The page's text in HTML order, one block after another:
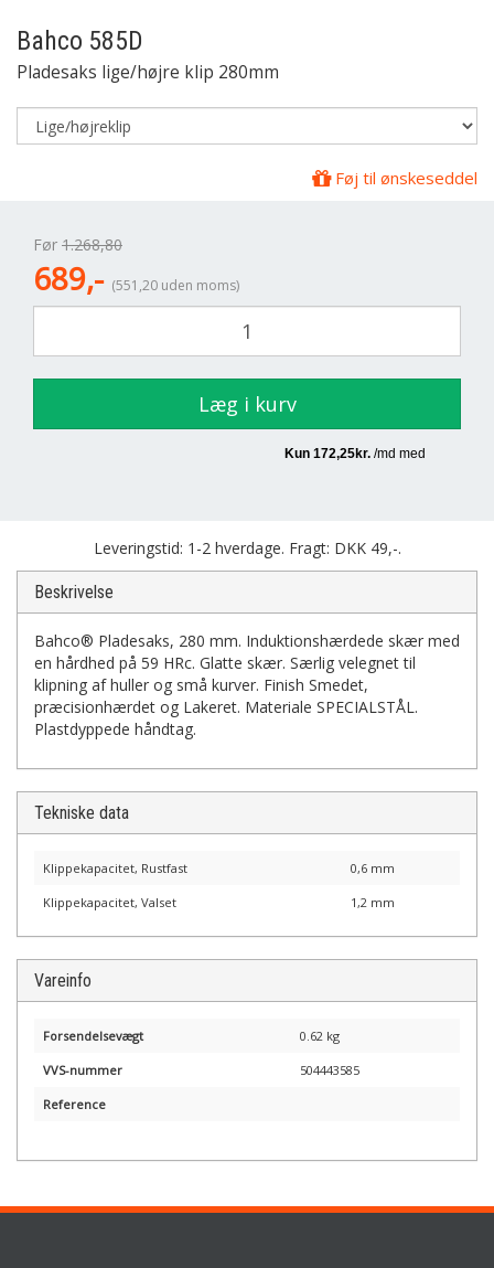
Bahco 585D
Pladesaks lige/højre klip 280mm
Føj til ønskeseddel
Før 1.268,80
689,- (551,20 uden moms)
Læg i kurv
Leveringstid: 1-2 hverdage. Fragt: DKK 49,-.
Beskrivelse
Bahco® Pladesaks, 280 mm. Induktionshærdede skær med
en hårdhed på 59 HRc. Glatte skær. Særlig velegnet til
klipning af huller og små kurver. Finish Smedet,
præcisionhærdet og Lakeret. Materiale SPECIALSTÅL.
Plastdyppede håndtag.
Tekniske data
Klippekapacitet, Rustfast 0,6 mm
Klippekapacitet, Valset 1,2 mm
Vareinfo
Forsendelsevægt 0.62 kg
VVS-nummer 504443585
Reference